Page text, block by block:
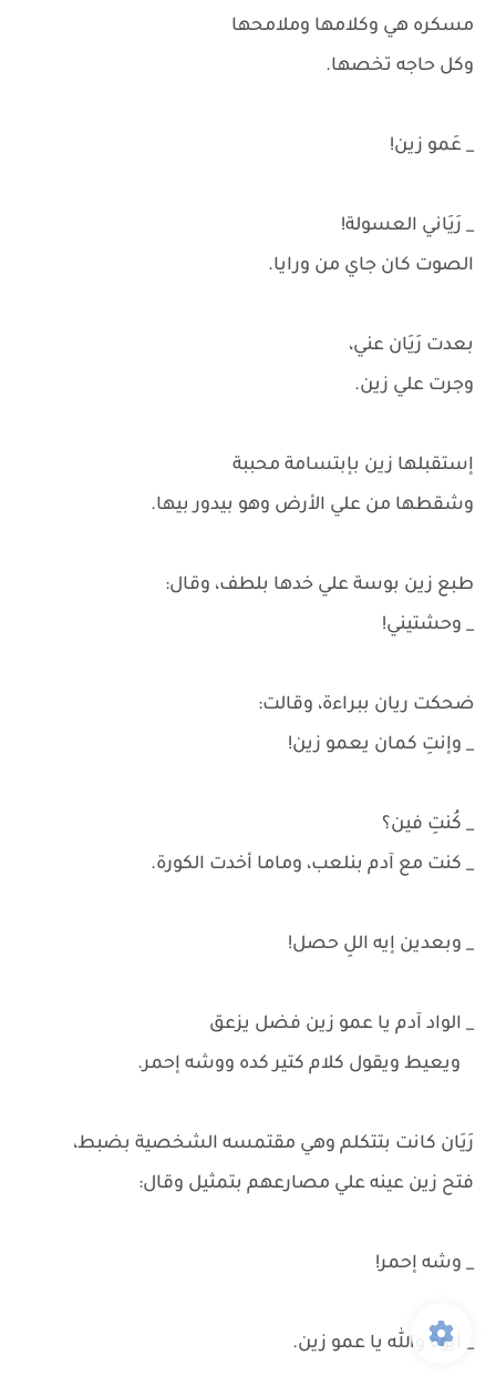
مسكره هي وكلامها وملامحها
وكل حاجه تخصها.
_ عَمو زين!
_ رَيَاني العسولة!
الصوت كان جاي من ورايا.
بعدت رَيَان عني،
وجرت علي زين.
إستقبلها زين بإبتسامة محببة
وشقطها من علي الأرض وهو بيدور بيها.
طبع زين بوسة علي خدها بلطف، وقال:
_ وحشتيني!
ضحكت ريان ببراءة، وقالت:
_ وإنتِ كمان يعمو زين!
_ كُنتِ فين؟
_ كنت مع آدم بنلعب، وماما أخدت الكورة.
_ وبعدين إيه اللِ حصل!
_ الواد آدم يا عمو زين فضل يزعق
ويعيط ويقول كلام كتير كده ووشه إحمر.
رَيَان كانت بتتكلم وهي مقتمسه الشخصية بضبط،
فتح زين عينه علي مصارعهم بتمثيل وقال:
_ وشه إحمر!
_ أيوة والله يا عمو زين.